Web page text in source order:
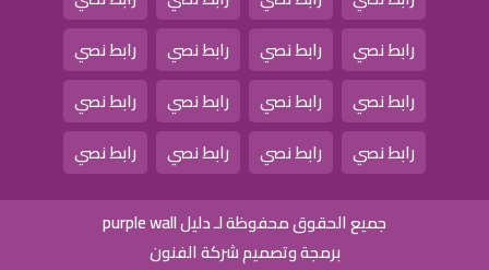
رابط نصي
رابط نصي رابط نصي
رابط نصي
رابط نصي
رابط نصي رابط نصي
رابط نصي
رابط نصي
رابط نصي رابط نصي رابط نصي
جميع الحقوق محفوظة لـ دليل purple wall
برمجة وتصميم شركة الفنون